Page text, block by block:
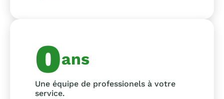
Une équipe de professionels à votre
service.
0ans